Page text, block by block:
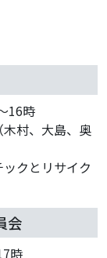
16時
村、大島、奥
クとリサイク
会
時